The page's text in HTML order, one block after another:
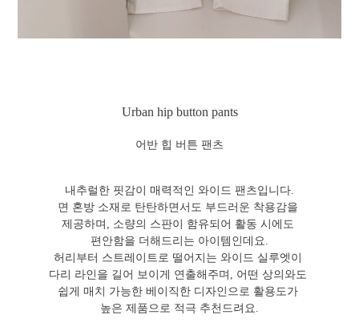
Urban hip button pants
어반 힙 버튼 팬츠
내추럴한 핏감이 매력적인 와이드 팬츠입니다.
면 혼방 소재로 탄탄하면서도 부드러운 착용감을
제공하며, 소량의 스판이 함유되어 활동 시에도
편안함을 더해드리는 아이템인데요.
허리부터 스트레이트로 떨어지는 와이드 실루엣이
다리 라인을 길어 보이게 연출해주며, 어떤 상의와도
쉽게 매치 가능한 베이직한 디자인으로 활용도가
높은 제품으로 적극 추천드려요.